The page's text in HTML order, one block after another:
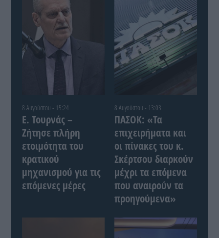
8 Αυγούστου - 15:24
Ε. Τουρνάς –
Ζήτησε πλήρη
ετοιμότητα του
κρατικού
μηχανισμού για τις
επόμενες μέρες
8 Αυγούστου - 13:03
ΠΑΣΟΚ: «Τα
επιχειρήματα και
οι πίνακες του κ.
Σκέρτσου διαρκούν
μέχρι τα επόμενα
που αναιρούν τα
προηγούμενα»